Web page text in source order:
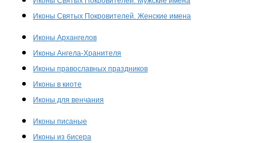
Иконы Святых Покровителей. Женские имена
Иконы Архангелов
Иконы Ангела-Хранителя
Иконы православных праздников
Иконы в киоте
Иконы для венчания
Иконы писаные
Иконы из бисера